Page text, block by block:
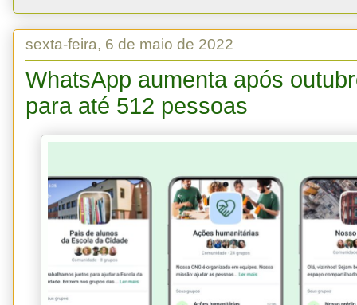
sexta-feira, 6 de maio de 2022
WhatsApp aumenta após
para até 512 pessoas